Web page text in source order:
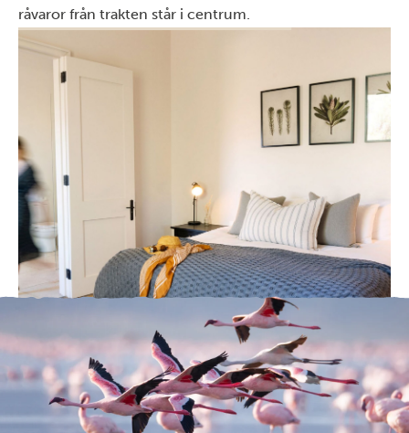
råvaror från trakten står i centrum.